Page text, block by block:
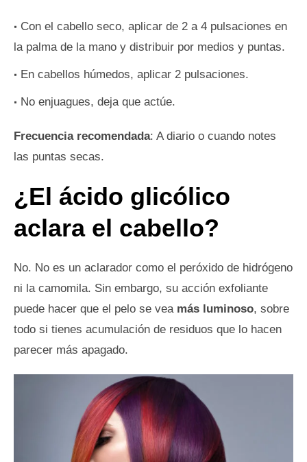
Con el cabello seco, aplicar de 2 a 4 pulsaciones en
la palma de la mano y distribuir por medios y puntas.
En cabellos húmedos, aplicar 2 pulsaciones.
No enjuagues, deja que actúe.
Frecuencia recomendada: A diario o cuando notes
las puntas secas.
¿El ácido glicólico
aclara el cabello?
No. No es un aclarador como el peróxido de hidrógeno
ni la camomila. Sin embargo, su acción exfoliante
puede hacer que el pelo se veamás luminoso, sobre
todo si tienes acumulación de residuos que lo hacen
parecer más apagado.